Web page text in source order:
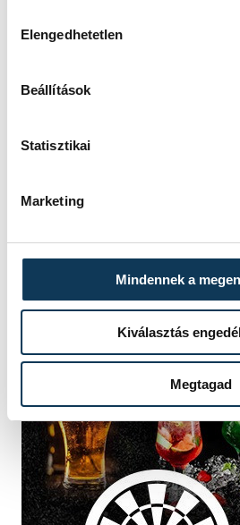
Elengedhetetlen
Beállítások
Statisztikai
Marketing
Mindennek a
Kiválasztás
Megtagad